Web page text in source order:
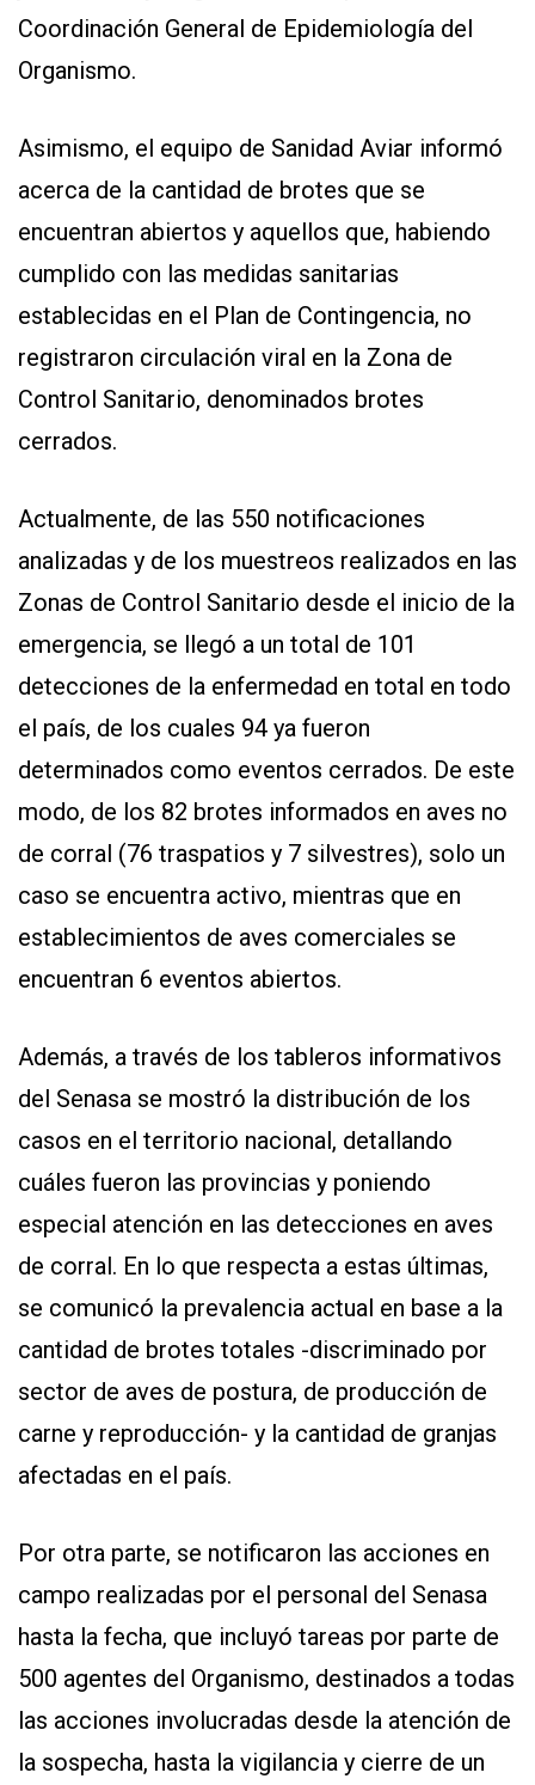
Coordinación General de Epidemiología del
Organismo.
Asimismo, el equipo de Sanidad Aviar informó
acerca de la cantidad de brotes que se
encuentran abiertos y aquellos que, habiendo
cumplido con las medidas sanitarias
establecidas en el Plan de Contingencia, no
registraron circulación viral en la Zona de
Control Sanitario, denominados brotes
cerrados.
Actualmente, de las 550 notificaciones
analizadas y de los muestreos realizados en las
Zonas de Control Sanitario desde el inicio de la
emergencia, se llegó a un total de 101
detecciones de la enfermedad en total en todo
el país, de los cuales 94 ya fueron
determinados como eventos cerrados. De este
modo, de los 82 brotes informados en aves no
de corral (76 traspatios y 7 silvestres), solo un
caso se encuentra activo, mientras que en
establecimientos de aves comerciales se
encuentran 6 eventos abiertos.
Además, a través de los tableros informativos
del Senasa se mostró la distribución de los
casos en el territorio nacional, detallando
cuáles fueron las provincias y poniendo
especial atención en las detecciones en aves
de corral. En lo que respecta a estas últimas,
se comunicó la prevalencia actual en base a la
cantidad de brotes totales -discriminado por
sector de aves de postura, de producción de
carne y reproducción- y la cantidad de granjas
afectadas en el país.
Por otra parte, se notificaron las acciones en
campo realizadas por el personal del Senasa
hasta la fecha, que incluyó tareas por parte de
500 agentes del Organismo, destinados a todas
las acciones involucradas desde la atención de
la sospecha, hasta la vigilancia y cierre de un